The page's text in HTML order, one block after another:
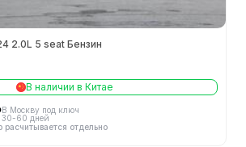
мощности (об/мин)
(л.с.) 152
(кВт)
2.0L 5 seat Бензин
В наличии в Китае
В Москву под ключ
30-60 дней
расчитывается отдельно